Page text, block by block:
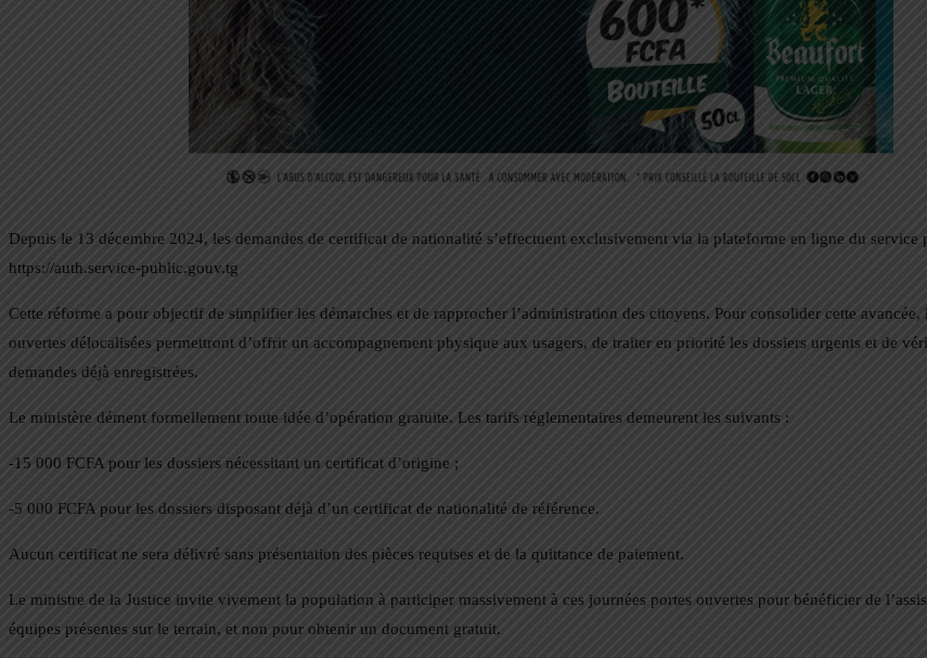
Depuis le 13 décembre 2024, les demandes de certificat de nationalité s’effectuent exclusivement via la plateforme en ligne du service
https://auth.service-public.gouv.tg
Cette réforme a pour objectif de simplifier les démarches et de rapprocher l’administration des citoyens. Pour consolider cette avancée,
ouvertes délocalisées permettront d’offrir un accompagnement physique aux usagers, de traiter en priorité les dossiers urgents et de
demandes déjà enregistrées.
Le ministère dément formellement toute idée d’opération gratuite. Les tarifs réglementaires demeurent les suivants :
-15 000 FCFA pour les dossiers nécessitant un certificat d’origine ;
-5 000 FCFA pour les dossiers disposant déjà d’un certificat de nationalité de référence.
Aucun certificat ne sera délivré sans présentation des pièces requises et de la quittance de paiement.
Le ministre de la Justice invite vivement la population à participer massivement à ces journées portes ouvertes pour bénéficier de
équipes présentes sur le terrain, et non pour obtenir un document gratuit.